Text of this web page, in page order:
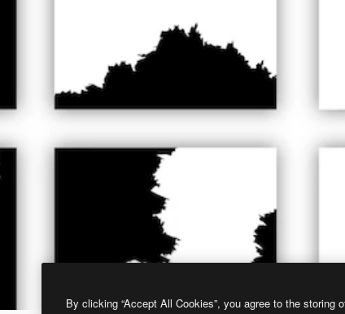
By clicking “Accept All Cookies”, you agree to the storing